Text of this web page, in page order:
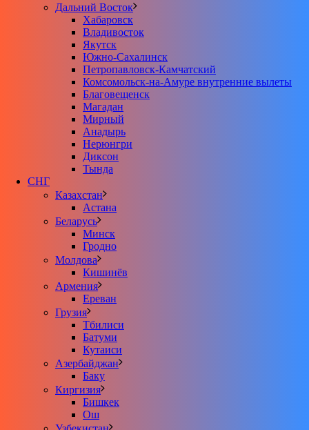
Дальний Восток
Хабаровск
Владивосток
Якутск
Южно-Сахалинск
Петропавловск-Камчатский
Комсомольск-на-Амуре внутренние вылеты
Благовещенск
Магадан
Мирный
Анадырь
Нерюнгри
Диксон
Тында
СНГ
Казахстан
Астана
Беларусь
Минск
Гродно
Молдова
Кишинёв
Армения
Ереван
Грузия
Тбилиси
Батуми
Кутаиси
Азербайджан
Баку
Киргизия
Бишкек
Ош